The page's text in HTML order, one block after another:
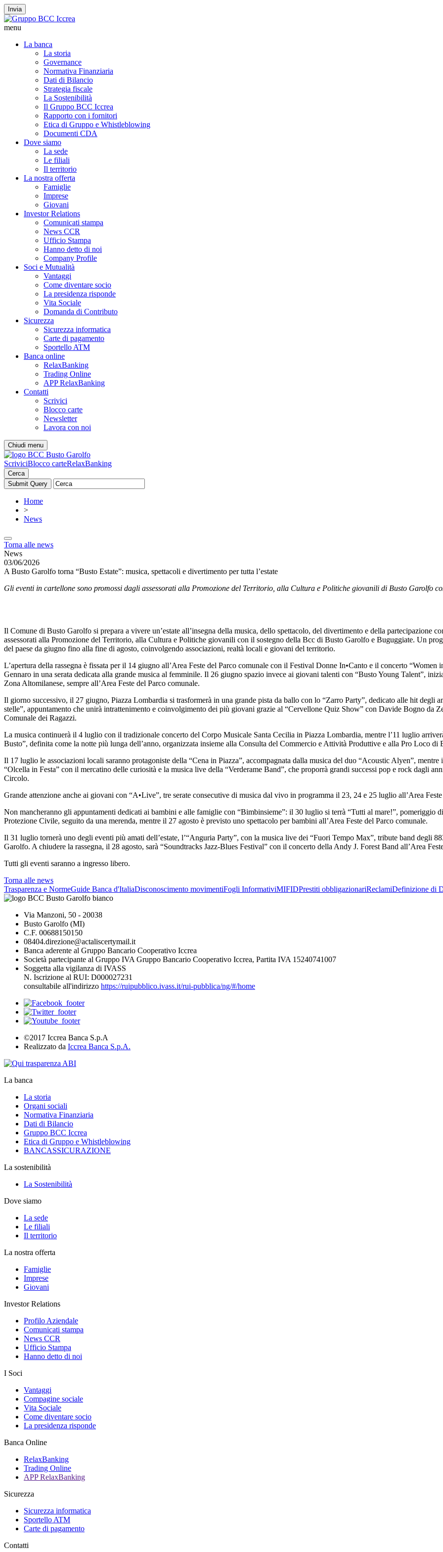
Invia
menu
La banca
La storia
Governance
Normativa Finanziaria
Dati di Bilancio
Strategia fiscale
La Sostenibilità
Il Gruppo BCC Iccrea
Rapporto con i fornitori
Etica di Gruppo e Whistleblowing
Documenti CDA
Dove siamo
La sede
Le filiali
Il territorio
La nostra offerta
Famiglie
Imprese
Giovani
Investor Relations
Comunicati stampa
News CCR
Ufficio Stampa
Hanno detto di noi
Company Profile
Soci e Mutualità
Vantaggi
Come diventare socio
La presidenza risponde
Vita Sociale
Domanda di Contributo
Sicurezza
Sicurezza informatica
Carte di pagamento
Sportello ATM
Banca online
RelaxBanking
Trading Online
APP RelaxBanking
Contatti
Scrivici
Blocco carte
Newsletter
Lavora con noi
Chiudi menu
ScriviciBlocco carteRelaxBanking
Cerca
Home
>
News
Torna alle news
News
03/06/2026
A Busto Garolfo torna “Busto Estate”: musica, spettacoli e divertimento per tutta l’estate
Gli eventi in cartellone sono promossi dagli assessorati alla Promozione del Territorio, alla Cultura e Politiche giovanili di Busto Garolfo
Il Comune di Busto Garolfo si prepara a vivere un’estate all’insegna della musica, dello spettacolo, del divertimento e della partecipazione
assessorati alla Promozione del Territorio, alla Cultura e Politiche giovanili con il sostegno della Bcc di Busto Garolfo e Buguggiate. Un
del paese da giugno fino alla fine di agosto, coinvolgendo associazioni, realtà locali e giovani del territorio.
L’apertura della rassegna è fissata per il 14 giugno all’Area Feste del Parco comunale con il Festival Donne In•Canto e il concerto
Gennaro in una serata dedicata alla grande musica al femminile. Il 26 giugno spazio invece ai giovani talenti con “Busto Young Talent”,
Zona Altomilanese, sempre all’Area Feste del Parco comunale.
Il giorno successivo, il 27 giugno, Piazza Lombardia si trasformerà in una grande pista da ballo con lo “Zarro Party”, dedicato alle hit degli
stelle”, appuntamento che unirà intrattenimento e coinvolgimento dei più giovani grazie al “Cervellone Quiz Show” con Davide Bogno
Comunale dei Ragazzi.
La musica continuerà il 4 luglio con il tradizionale concerto del Corpo Musicale Santa Cecilia in Piazza Lombardia, mentre l’11 luglio
Busto”, definita come la notte più lunga dell’anno, organizzata insieme alla Consulta del Commercio e Attività Produttive e alla Pro Loco di
Il 17 luglio le associazioni locali saranno protagoniste della “Cena in Piazza”, accompagnata dalla musica del duo “Acoustic Alyen”,
“Olcella in Festa” con il mercatino delle curiosità e la musica live della “Verderame Band”, che proporrà grandi successi pop e rock dagli
Circolo.
Grande attenzione anche ai giovani con “A•Live”, tre serate consecutive di musica dal vivo in programma il 23, 24 e 25 luglio all’Area
Non mancheranno gli appuntamenti dedicati ai bambini e alle famiglie con “Bimbinsieme”: il 30 luglio si terrà “Tutti al mare!”, pomeriggio
Protezione Civile, seguito da una merenda, mentre il 27 agosto è previsto uno spettacolo per bambini all’Area Feste del Parco comunale.
Il 31 luglio tornerà uno degli eventi più amati dell’estate, l’“Anguria Party”, con la musica live dei “Fuori Tempo Max”, tribute band degli
Garolfo. A chiudere la rassegna, il 28 agosto, sarà “Soundtracks Jazz-Blues Festival” con il concerto della Andy J. Forest Band all’Area
Tutti gli eventi saranno a ingresso libero.
Torna alle news
Trasparenza e NormeGuide Banca d'ItaliaDisconoscimento movimentiFogli InformativiMIFIDPrestiti obbligazionariReclamiDefinizione di
Via Manzoni, 50 - 20038
Busto Garolfo (MI)
C.F. 00688150150
08404.direzione@actaliscertymail.it
Banca aderente al Gruppo Bancario Cooperativo Iccrea
Società partecipante al Gruppo IVA Gruppo Bancario Cooperativo Iccrea, Partita IVA 15240741007
Soggetta alla vigilanza di IVASS
N. Iscrizione al RUI: D000027231
consultabile all'indirizzo https://ruipubblico.ivass.it/rui-pubblica/ng/#/home
©2017 Iccrea Banca S.p.A
Realizzato da Iccrea Banca S.p.A.
La banca
La storia
Organi sociali
Normativa Finanziaria
Dati di Bilancio
Gruppo BCC Iccrea
Etica di Gruppo e Whistleblowing
BANCASSICURAZIONE
La sostenibilità
La Sostenibilità
Dove siamo
La sede
Le filiali
Il territorio
La nostra offerta
Famiglie
Imprese
Giovani
Investor Relations
Profilo Aziendale
Comunicati stampa
News CCR
Ufficio Stampa
Hanno detto di noi
I Soci
Vantaggi
Compagine sociale
Vita Sociale
Come diventare socio
La presidenza risponde
Banca Online
RelaxBanking
Trading Online
APP RelaxBanking
Sicurezza
Sicurezza informatica
Sportello ATM
Carte di pagamento
Contatti